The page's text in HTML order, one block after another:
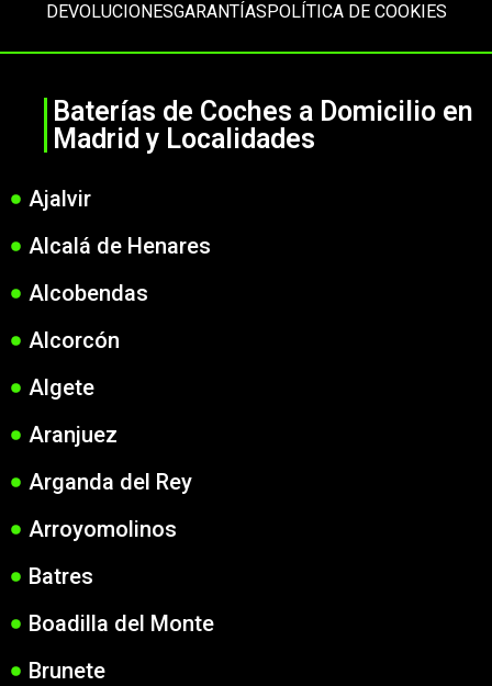
DEVOLUCIONESGARANTÍAS POLÍTICA DE COOKIES
Baterías de Coches a Domicilio en
Madrid y Localidades
Ajalvir
Alcalá de Henares
Alcobendas
Alcorcón
Algete
Aranjuez
Arganda del Rey
Arroyomolinos
Batres
Boadilla del Monte
Brunete